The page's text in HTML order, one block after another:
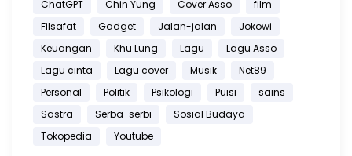
ChatGPT
Chin Yung Cover Asso
film
Filsafat
Gadget Jalan-jalan
Jokowi
Keuangan
Khu Lung Lagu
Lagu Asso
Lagu cinta
Lagu cover Musik
Net89
Personal
Politik Psikologi Puisi
sains
Sastra
Serba-serbi
Sosial Budaya
Tokopedia
Youtube